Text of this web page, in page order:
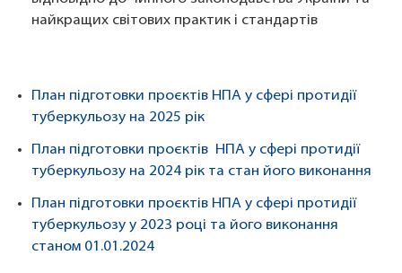
найкращих світових практик і стандартів
План підготовки проєктів НПА у сфері протидії
туберкульозу на 2025 рік
План підготовки проєктів НПА у сфері протидії
туберкульозу на 2024 рік та стан його виконання
План підготовки проєктів НПА у сфері протидії
туберкульозу у 2023 році та його виконання
станом 01.01.2024